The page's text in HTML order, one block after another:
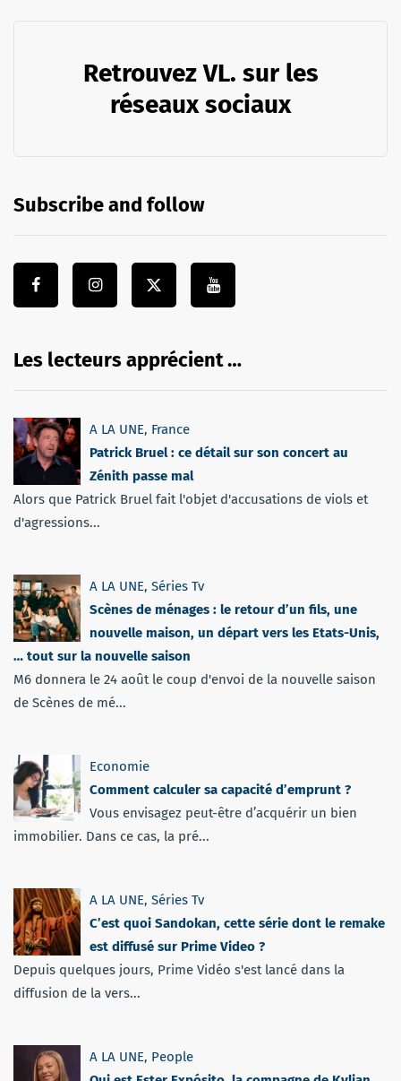
Retrouvez VL. sur les
réseaux sociaux
Subscribe and follow
Les lecteurs apprécient …
A LA UNE, France
Patrick Bruel : ce détail sur son concert au
Zénith passe mal
Alors que Patrick Bruel fait l'objet d'accusations de viols et
d'agressions...
A LA UNE, Séries Tv
Scènes de ménages : le retour d’un fils, une
nouvelle maison, un départ vers les Etats-Unis,
… tout sur la nouvelle saison
M6 donnera le 24 août le coup d'envoi de la nouvelle saison
de Scènes de mé...
Economie
Comment calculer sa capacité d’emprunt ?
Vous envisagez peut-être d’acquérir un bien
immobilier. Dans ce cas, la pré...
A LA UNE, Séries Tv
C’est quoi Sandokan, cette série dont le remake
est diffusé sur Prime Video ?
Depuis quelques jours, Prime Vidéo s'est lancé dans la
diffusion de la vers...
A LA UNE, People